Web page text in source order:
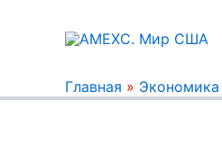
Главная » Экономика